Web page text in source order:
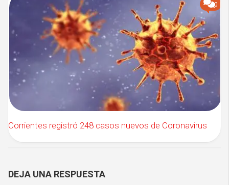
0
Corrientes registró 248 casos nuevos de Coronavirus
DEJA UNA RESPUESTA